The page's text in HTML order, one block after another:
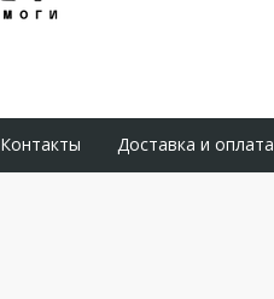
Контакты Доставка и оплата